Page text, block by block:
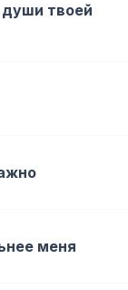
души твоей
меня